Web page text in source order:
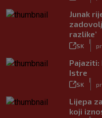
Junak
razlike’
SK
Istre
SK
Lijepa
koji